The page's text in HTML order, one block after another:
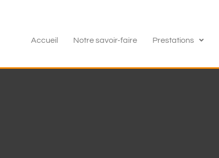
Accueil Notre savoir-faire Prestations